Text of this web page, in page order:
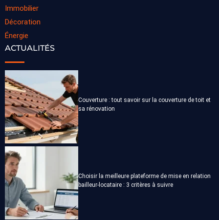
Immobilier
Décoration
Énergie
ACTUALITÉS
Couverture : tout savoir sur la couverture de toit et
sa rénovation
Choisir la meilleure plateforme de mise en relation
bailleur-locataire : 3 critères à suivre